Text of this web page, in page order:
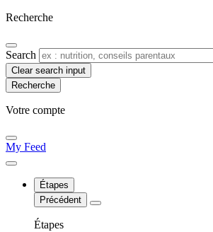
Recherche
Search
Clear search input
Votre compte​
My Feed
Étapes
Précédent
Étapes